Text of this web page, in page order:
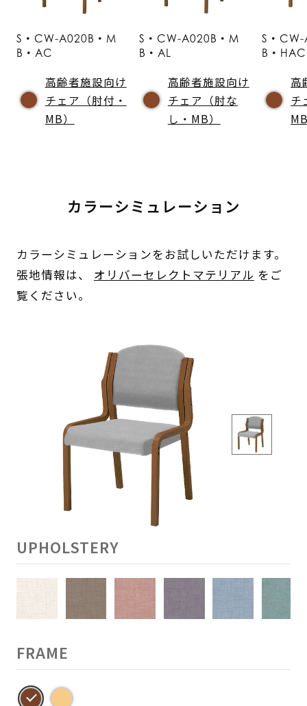
S・CW-A020B・M
B・AC
高齢者施設向け
チェア（肘付・
MB）
S・CW-A020B・M
B・AL
高齢者施設向け
チェア（肘な
し・MB）
S・
B・HAC
高
チ
カラーシミュレーション
カラーシミュレーションをお試しいただけます。
張地情報は、 オリバーセレクトマテリアル をご
覧ください。
UPHOLSTERY
FRAME